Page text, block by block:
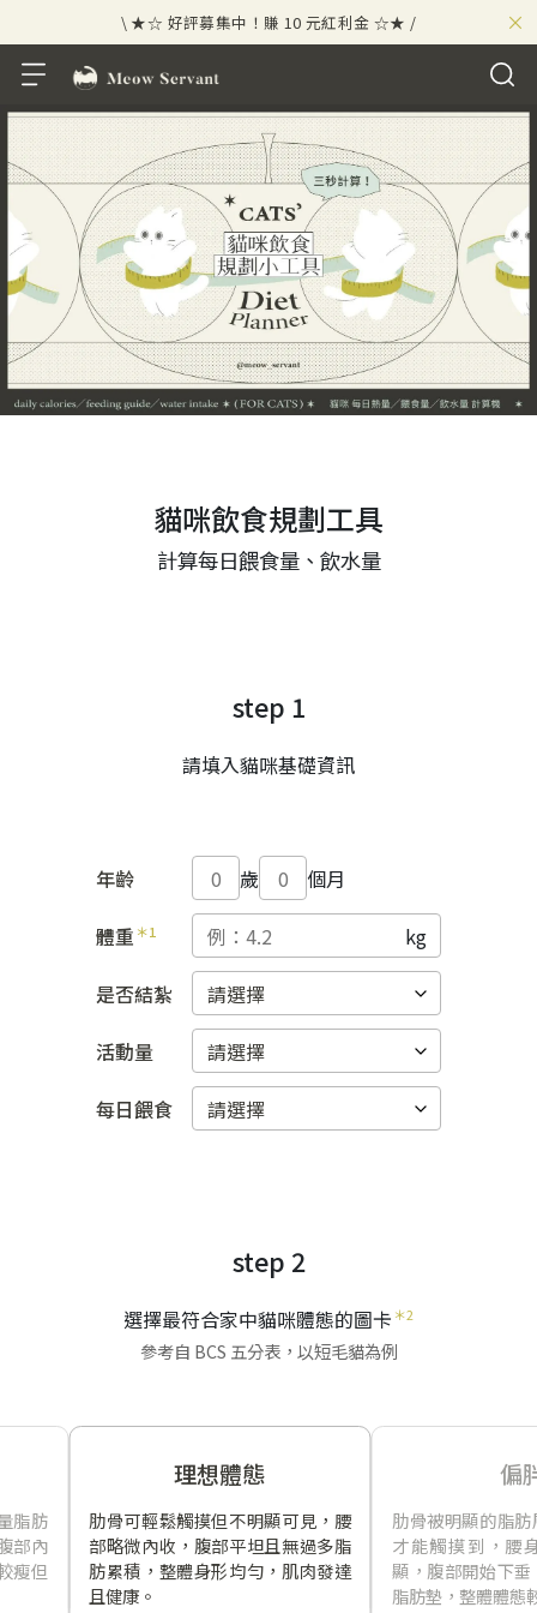
×
\ ★☆ 好評募集中！賺 10 元紅利金 ☆★ /
⟡⣠𝘄𝗲𝗹𝗰𝗼𝗺𝗲 ⁘ 新會員贈 50 元紅利金
\ ★☆ 好評募集中！賺 10 元紅利金 ☆★ /
貓咪飲食規劃工具
計算每日餵食量、飲水量
step 1
請填入貓咪基礎資訊
年齡 歲
個月
體重 ＊1
是否結紮
活動量
每日餵食
step 2
選擇最符合家中貓咪體態的圖卡 ＊2
參考自 BCS 五分表，以短毛貓為例
脂肪
部內
瘦但
理想體態
肋骨可輕鬆觸摸但不明顯可見，腰
部略微內收，腹部平坦且無過多脂
肪累積，整體身形均勻，肌肉發達
且健康。
偏
肋骨被明顯的脂
才能觸摸到，腰
顯，腹部開始下
脂肪墊，整體體態